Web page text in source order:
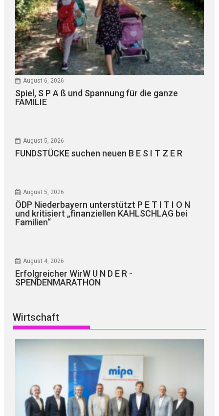
August 6, 2026
Spiel, S P A ß und Spannung für die ganze
FAMILIE
August 5, 2026
FUNDSTÜCKE suchen neuen B E S I T Z E R
August 5, 2026
ÖDP Niederbayern unterstützt P E T I T I O N
und kritisiert „finanziellen KAHLSCHLAG bei
Familien“
August 4, 2026
Erfolgreicher WirW U N D E R -
SPENDENMARATHON
Wirtschaft